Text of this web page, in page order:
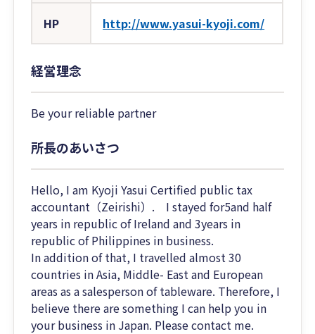
HP http://www.yasui-kyoji.com/
経営理念
Be your reliable partner
所長のあいさつ
Hello, I am Kyoji Yasui Certified public tax
accountant（Zeirishi）. I stayed for5and half
years in republic of Ireland and 3years in
republic of Philippines in business.
In addition of that, I travelled almost 30
countries in Asia, Middle- East and European
areas as a salesperson of tableware. Therefore, I
believe there are something I can help you in
your business in Japan. Please contact me.